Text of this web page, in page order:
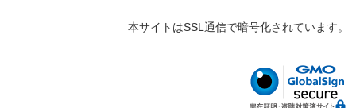
本サイトはSSL通信で暗号化されています。